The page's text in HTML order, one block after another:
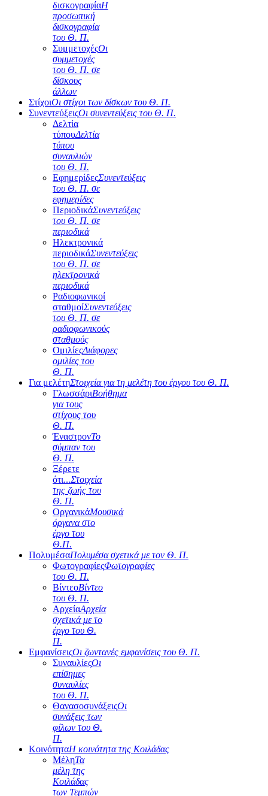
δισκογραφίαΗ
προσωπική
δισκογραφία
του Θ. Π.
ΣυμμετοχέςΟι
συμμετοχές
του Θ. Π. σε
δίσκους
άλλων
ΣτίχοιΟι στίχοι των δίσκων του Θ. Π.
ΣυνεντεύξειςΟι συνεντεύξεις του Θ. Π.
Δελτία
τύπουΔελτία
τύπου
συναυλιών
του Θ. Π.
ΕφημερίδεςΣυνεντεύξεις
του Θ. Π. σε
εφημερίδες
ΠεριοδικάΣυνεντεύξεις
του Θ. Π. σε
περιοδικά
Ηλεκτρονικά
περιοδικάΣυνεντεύξεις
του Θ. Π. σε
ηλεκτρονικά
περιοδικά
Ραδιοφωνικοί
σταθμοίΣυνεντεύξεις
του Θ. Π. σε
ραδιοφωνικούς
σταθμούς
ΟμιλίεςΔιάφορες
ομιλίες του
Θ. Π.
Για μελέτηΣτοιχεία για τη μελέτη του έργου του Θ. Π.
ΓλωσσάριΒοήθημα
για τους
στίχους του
Θ. Π.
ΈναστρονΤο
σύμπαν του
Θ. Π.
Ξέρετε
ότι...Στοιχεία
της ζωής του
Θ. Π.
ΟργανικάΜουσικά
όργανα στο
έργο του
Θ.Π.
ΠολυμέσαΠολυμέσα σχετικά με τον Θ. Π.
ΦωτογραφίεςΦωτογραφίες
του Θ. Π.
ΒίντεοΒίντεο
του Θ. Π.
ΑρχείαΑρχεία
σχετικά με το
έργο του Θ.
Π.
ΕμφανίσειςΟι ζωντανές εμφανίσεις του Θ. Π.
ΣυναυλίεςΟι
επίσημες
συναυλίες
του Θ. Π.
ΘανασοσυνάξειςΟι
συνάξεις των
φίλων του Θ.
Π.
ΚοινότηταΗ κοινότητα της Κοιλάδας
ΜέληΤα
μέλη της
Κοιλάδας
των Τεμπών